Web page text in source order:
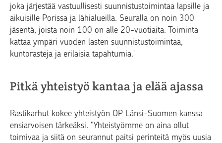
joka järjestää vastuullisesti suunnistustoimintaa lapsille ja
aikuisille Porissa ja lähialueilla. Seuralla on noin 300
jäsentä, joista noin 100 on alle 20-vuotiaita. Toiminta
kattaa ympäri vuoden lasten suunnistustoimintaa,
kuntorasteja ja erilaisia tapahtumia.'
Pitkä yhteistyö kantaa ja elää ajassa
Rastikarhut kokee yhteistyön OP Länsi-Suomen kanssa
ensiarvoisen tärkeäksi. "Yhteistyömme on aina ollut
toimivaa ja siitä on seurannut paitsi perinteitä myös uusia